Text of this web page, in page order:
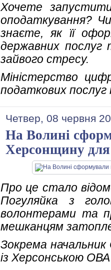
Хочете
оподаткування?
знаєте, як її
державних
зайвого стресу.
Міністерство
податкових послуг
Четвер, 08 червня
На Волині
Херсонщину для
Про це стало
Погуляйка з
волонтерами та
мешканцям
Зокрема начальник
із Херсонською